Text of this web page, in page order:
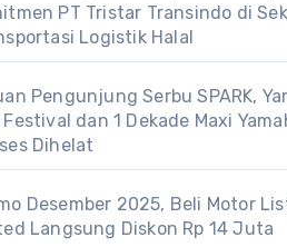
PT Tristar Transindo di
Logistik Halal
Pengunjung Serbu SPARK,
Festival dan 1 Dekade Maxi
Dihelat
Desember 2025, Beli Motor
Langsung Diskon Rp 14 Juta